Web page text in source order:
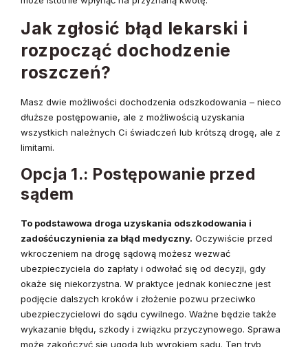
Jak zgłosić błąd lekarski i
rozpocząć dochodzenie
roszczeń?
Masz dwie możliwości dochodzenia odszkodowania – nieco
dłuższe postępowanie, ale z możliwością uzyskania
wszystkich należnych Ci świadczeń lub krótszą drogę, ale z
limitami.
Opcja 1.: Postępowanie przed
sądem
To podstawowa droga uzyskania odszkodowania i
zadośćuczynienia za błąd medyczny. Oczywiście przed
wkroczeniem na drogę sądową możesz wezwać
ubezpieczyciela do zapłaty i odwołać się od decyzji, gdy
okaże się niekorzystna. W praktyce jednak konieczne jest
podjęcie dalszych kroków i złożenie pozwu przeciwko
ubezpieczycielowi do sądu cywilnego. Ważne będzie także
wykazanie błędu, szkody i związku przyczynowego. Sprawa
może zakończyć się ugodą lub wyrokiem sądu. Ten tryb